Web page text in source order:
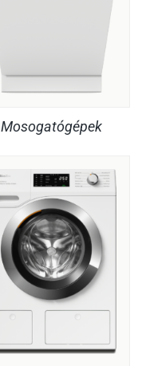
Mosogatógépek